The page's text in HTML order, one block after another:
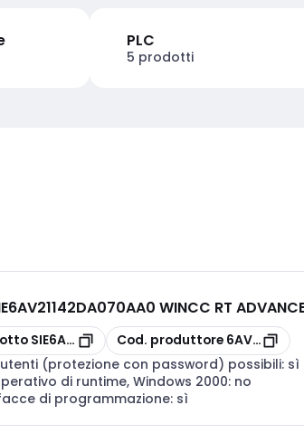
PLC
5 prodotti
WINCC RT
SIE6AV21142DA070AA0
copia
Cod. produttore
(protezione con password) possibili: sì
di runtime, Windows 2000: no
di programmazione: sì